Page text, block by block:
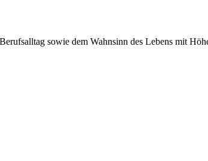
sowie dem Wahnsinn des Lebens mit